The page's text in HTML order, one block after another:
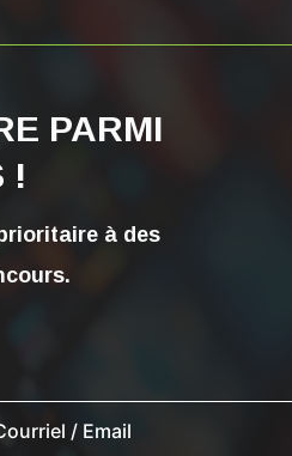
/ Email
PARMI
!
à des